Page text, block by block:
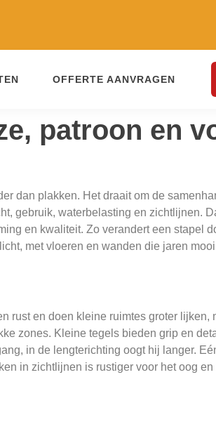
OFFERTE AANVRAGEN
patroon en
dan plakken. Het draait om de
gebruik, waterbelasting en zichtlijnen.
en kwaliteit. Zo verandert een stapel
met vloeren en wanden die jaren
rust en doen kleine ruimtes groter lijken,
zones. Kleine tegels bieden grip en
in de lengterichting oogt hij langer.
in zichtlijnen is rustiger voor het oog